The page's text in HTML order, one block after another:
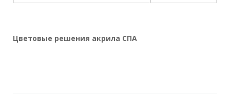
Цветовые решения акрила СПА